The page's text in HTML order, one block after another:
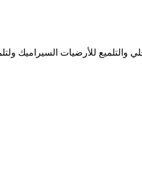
للأرضيات السيراميك